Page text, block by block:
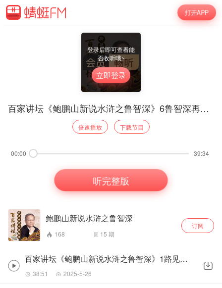
打开APP
登录后即可查看能
否收听哦~
立即登录
百家讲坛《鲍鹏山新说水浒之鲁智深》6鲁智深再闹五台山
倍速播放 下载节目
00:00 39:34
听完整版
鲍鹏山新说水浒之鲁智深
168 15 期
订阅
百家讲坛《鲍鹏山新说水浒之鲁智深》1路见不平一声吼
38:51 2025-5-26